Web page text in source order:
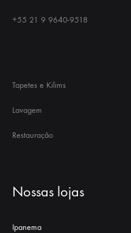
+55 21 9 9640-9518
Tapetes e Kilims
Lavagem
Restauração
Nossas lojas
Ipanema